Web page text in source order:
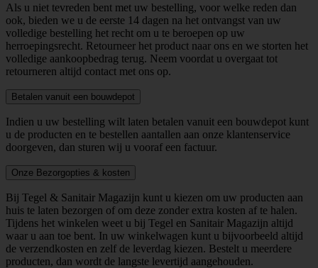
Als u niet tevreden bent met uw bestelling, voor welke reden dan
ook, bieden we u de eerste 14 dagen na het ontvangst van uw
volledige bestelling het recht om u te beroepen op uw
herroepingsrecht. Retourneer het product naar ons en we storten het
volledige aankoopbedrag terug. Neem voordat u overgaat tot
retourneren altijd contact met ons op.
Betalen vanuit een bouwdepot
Indien u uw bestelling wilt laten betalen vanuit een bouwdepot kunt
u de producten en te bestellen aantallen aan onze klantenservice
doorgeven, dan sturen wij u vooraf een factuur.
Onze Bezorgopties & kosten
Bij Tegel & Sanitair Magazijn kunt u kiezen om uw producten aan
huis te laten bezorgen of om deze zonder extra kosten af te halen.
Tijdens het winkelen weet u bij Tegel en Sanitair Magazijn altijd
waar u aan toe bent. In uw winkelwagen kunt u bijvoorbeeld altijd
de verzendkosten en zelf de leverdag kiezen. Bestelt u meerdere
producten, dan wordt de langste levertijd aangehouden.